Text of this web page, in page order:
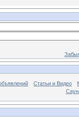
Статьи и Видео